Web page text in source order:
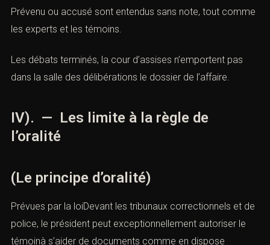
Prévenu ou accusé sont entendus sans note, tout comme
les experts et les témoins.
Les débats terminés, la cour d’assises n’emportent pas
dans la salle des délibérations le dossier de l’affaire.
IV). — Les limite à la règle de
l’oralité
(Le principe d’oralité)
Prévues par la loiDevant les tribunaux correctionnels et de
police, le président peut exceptionnellement autoriser le
témoinà s’aider de documents comme en dispose